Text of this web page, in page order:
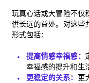
玩真心话或大冒险不仅
供长远的益处。对这些
形式包括：
提高情感幸福感：
幸福感的提升和生
更稳定的关系： 更